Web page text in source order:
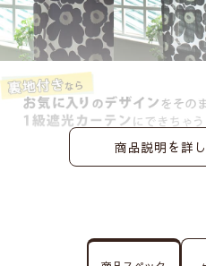
商品説明を詳